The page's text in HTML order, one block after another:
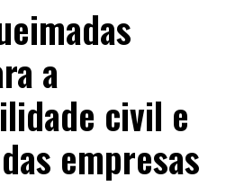
a
civil e
empresas